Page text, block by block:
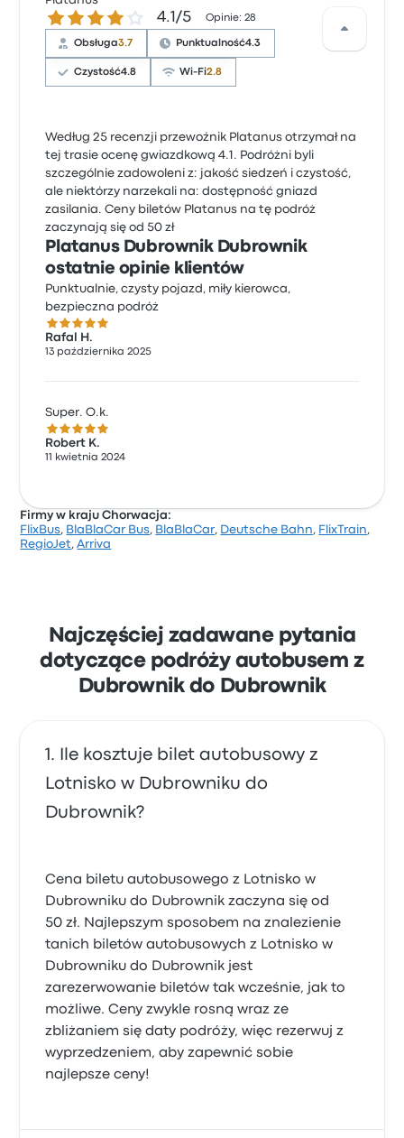
4.1 gwiazdek w skali do 5
4.1/5 Opinie: 28
Obsługa3.7 Punktualność4.3
Czystość4.8 Wi-Fi2.8
Według 25 recenzji przewoźnik Platanus otrzymał na
tej trasie ocenę gwiazdkową 4.1. Podróżni byli
szczególnie zadowoleni z: jakość siedzeń i czystość,
ale niektórzy narzekali na: dostępność gniazd
zasilania. Ceny biletów Platanus na tę podróż
zaczynają się od 50 zł
Platanus Dubrownik Dubrownik
ostatnie opinie klientów
Punktualnie, czysty pojazd, miły kierowca,
bezpieczna podróż
5.0 gwiazdek w skali do 5
Rafal H.
13 października 2025
Super. O.k.
5.0 gwiazdek w skali do 5
Robert K.
11 kwietnia 2024
Firmy w kraju Chorwacja:
FlixBus, BlaBlaCar Bus, BlaBlaCar, Deutsche Bahn, FlixTrain,
RegioJet,Arriva
Najczęściej zadawane pytania
dotyczące podróży autobusem z
Dubrownik do Dubrownik
Ile kosztuje bilet autobusowy z
Lotnisko w Dubrowniku do
Dubrownik?
Cena biletu autobusowego z Lotnisko w
Dubrowniku do Dubrownik zaczyna się od
50 zł. Najlepszym sposobem na znalezienie
tanich biletów autobusowych z Lotnisko w
Dubrowniku do Dubrownik jest
zarezerwowanie biletów tak wcześnie, jak to
możliwe. Ceny zwykle rosną wraz ze
zbliżaniem się daty podróży, więc rezerwuj z
wyprzedzeniem, aby zapewnić sobie
najlepsze ceny!